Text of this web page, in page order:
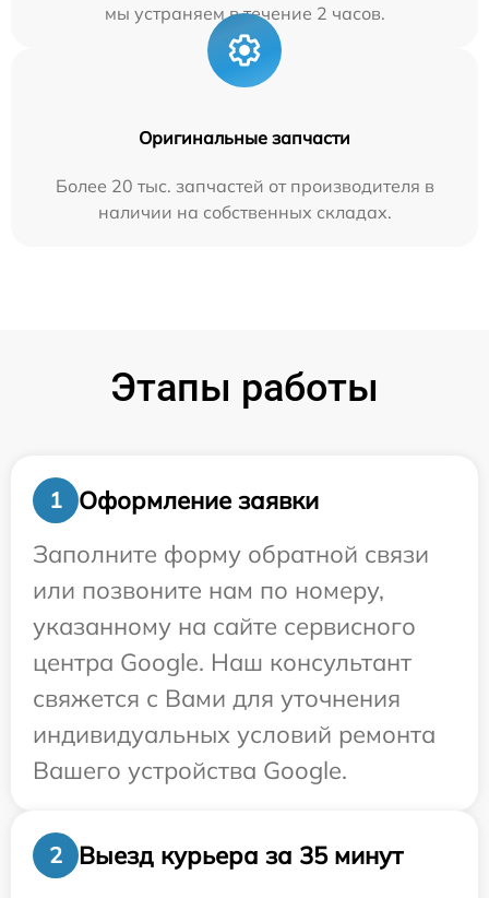
мы устраняем в течение 2 часов.
Оригинальные запчасти
Более 20 тыс. запчастей от производителя в
наличии на собственных складах.
Этапы работы
1
Оформление заявки
Заполните форму обратной связи
или позвоните нам по номеру,
указанному на сайте сервисного
центра Google. Наш консультант
свяжется с Вами для уточнения
индивидуальных условий ремонта
Вашего устройства Google.
2
Выезд курьера за 35 минут